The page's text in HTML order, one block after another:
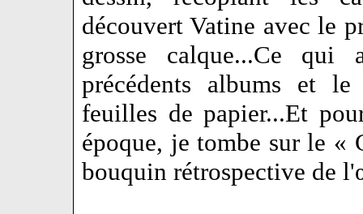
découvert Vatine avec le
grosse calque...Ce
précédents albums et
feuilles de papier...Et
époque, je tombe sur le «
bouquin rétrospective de